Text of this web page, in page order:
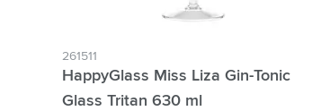
261511
HappyGlass Miss Liza Gin-Tonic
Glass Tritan 630 ml